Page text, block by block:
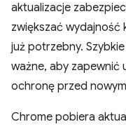
aktualizacje
zwiększać wydajność
już potrzebny.
ważne, aby zapewnić
ochronę przed
Chrome pobiera